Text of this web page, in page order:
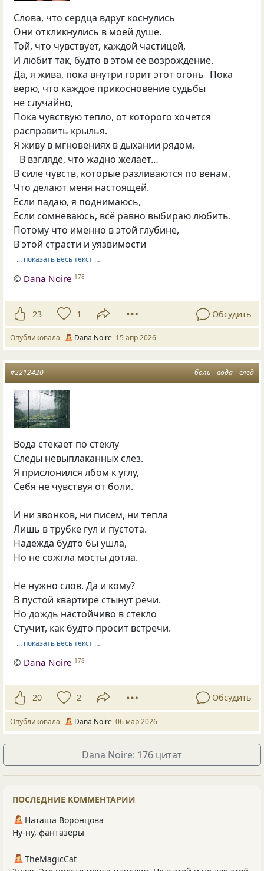
Слова, что сердца вдруг коснулись
Они откликнулись в моей душе.
Той, что чувствует, каждой частицей,
И любит так, будто в этом её возрождение.
Да, я жива, пока внутри горит этот огонь Пока
верю, что каждое прикосновение судьбы
не случайно,
Пока чувствую тепло, от которого хочется
расправить крылья.
Я живу в мгновениях в дыхании рядом,
В взгляде, что жадно желает…
В силе чувств, которые разливаются по венам,
Что делают меня настоящей.
Если падаю, я поднимаюсь,
Если сомневаюсь, всё равно выбираю любить.
Потому что именно в этой глубине,
В этой страсти и уязвимости
… показать весь текст …
© Dana Noire 178
23 1 Обсудить
Опубликовала Dana Noire 15 апр 2026
боль вода след
#2212420
Вода стекает по стеклу
Следы невыплаканных слез.
Я прислонился лбом к углу,
Себя не чувствуя от боли.
И ни звонков, ни писем, ни тепла
Лишь в трубке гул и пустота.
Надежда будто бы ушла,
Но не сожгла мосты дотла.
Не нужно слов. Да и кому?
В пустой квартире стынут речи.
Но дождь настойчиво в стекло
Стучит, как будто просит встречи.
… показать весь текст …
© Dana Noire 178
20 2 Обсудить
Опубликовала Dana Noire 06 мар 2026
Dana Noire: 176 цитат
ПОСЛЕДНИЕ КОММЕНТАРИИ
Наташа Воронцова
Ну-ну, фантазеры
TheMagicCat